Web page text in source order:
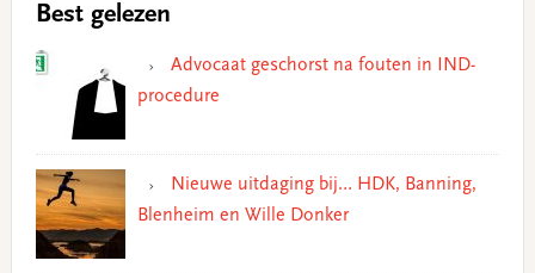
Best gelezen
Advocaat geschorst na fouten in IND-
procedure
Nieuwe uitdaging bij… HDK, Banning,
Blenheim en Wille Donker